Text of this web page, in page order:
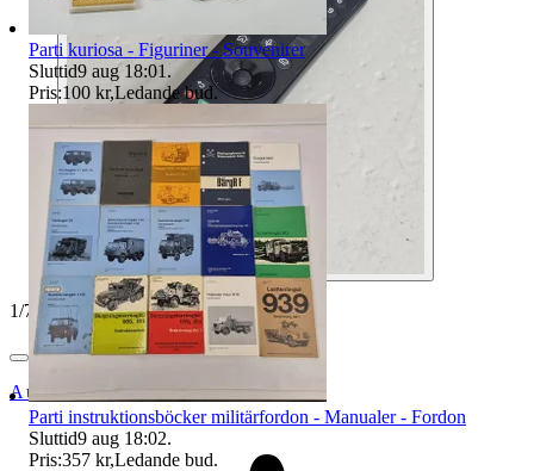
1/7
Auktionsbyra
Parti kuriosa - Figuriner - Souvenirer
Sluttid9 aug 18:01 .
Pris:100 kr,Ledande bud.
Parti instruktionsböcker militärfordon - Manualer - Fordon
Sluttid9 aug 18:02.
Pris:357 kr,Ledande bud.